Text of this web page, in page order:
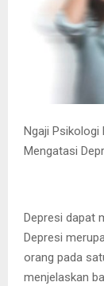
Ngaji Psikologi
Mengatasi
Depresi dapat
Depresi
orang pada
menjelaskan